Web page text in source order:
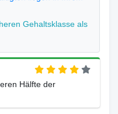
Gehaltsklasse als
Hälfte der